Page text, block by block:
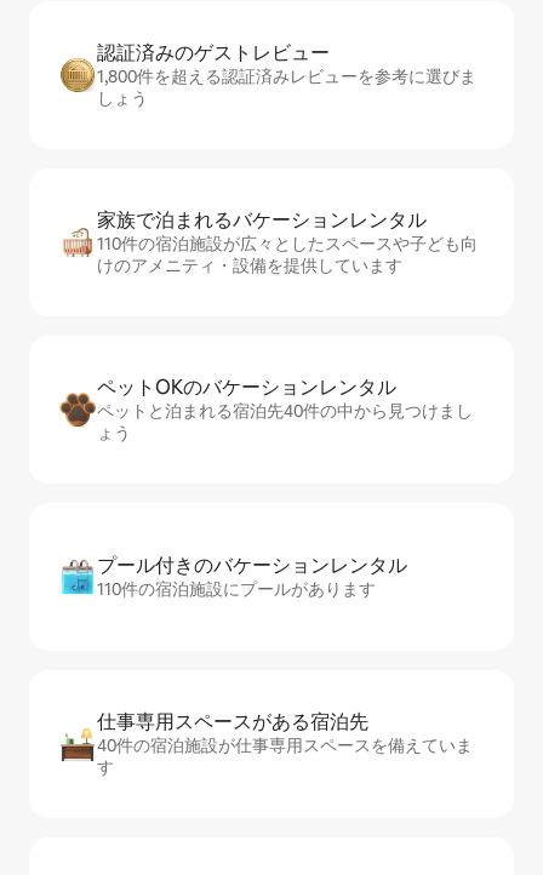
認証済みのゲ⁠ス⁠ト⁠レ⁠ビ⁠ュ⁠ー
1,800件を超える認証済みレビューを参考に選びま
しょう
家族で泊まれるバ⁠ケ⁠ー⁠シ⁠ョ⁠ンレ⁠ン⁠タ⁠ル
110件の宿泊施設が広々としたスペースや子ども向
けのアメニティ・設備を提供しています
ペットOKのバ⁠ケ⁠ー⁠シ⁠ョ⁠ンレ⁠ン⁠タ⁠ル
ペットと泊まれる宿泊先40件の中から見つけまし
ょう
プール付きのバ⁠ケ⁠ー⁠シ⁠ョ⁠ンレ⁠ン⁠タ⁠ル
110件の宿泊施設にプールがあります
仕事専用ス⁠ペ⁠ー⁠スがあ⁠る宿⁠泊⁠先
40件の宿泊施設が仕事専用スペースを備えていま
す